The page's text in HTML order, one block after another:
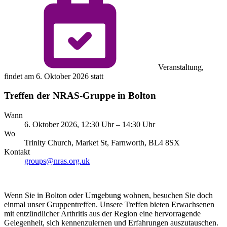
Veranstaltung,
findet am 6. Oktober 2026 statt
Treffen der NRAS-Gruppe in Bolton
Wann
6. Oktober 2026, 12:30 Uhr – 14:30 Uhr
Wo
Trinity Church, Market St, Farnworth, BL4 8SX
Kontakt
groups@nras.org.uk
Wenn Sie in Bolton oder Umgebung wohnen, besuchen Sie doch
einmal unser Gruppentreffen. Unsere Treffen bieten Erwachsenen
mit entzündlicher Arthritis aus der Region eine hervorragende
Gelegenheit, sich kennenzulernen und Erfahrungen auszutauschen.